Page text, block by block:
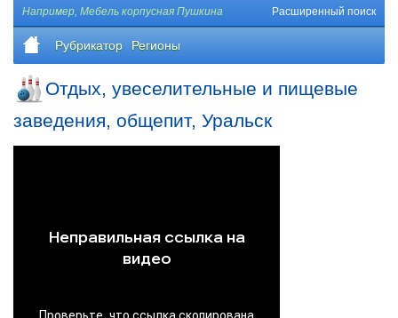
Например, Мебель корпусная Пушкина Расширенный поиск
Рубрикатор Регионы
Отдых, увеселительные и пищевые
заведения, общепит, Уральск